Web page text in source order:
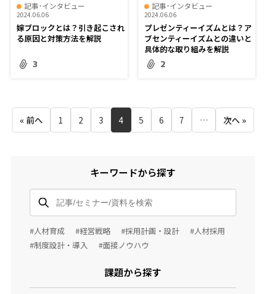
記事･インタビュー
2024.06.06
嫁ブロックとは？引き起こされ
る原因と対策方法を解説
3
記事･インタビュー
2024.06.06
プレゼンティーイズムとは？ア
ブセンティーイズムとの違いと
具体的な取り組みを解説
2
« 前へ 1 2 3 4 5 6 7 … 次へ »
キーワードから探す
#人材育成 #経営戦略 #採用計画・設計
#人材採用
#制度設計・導入
#面接ノウハウ
課題から探す